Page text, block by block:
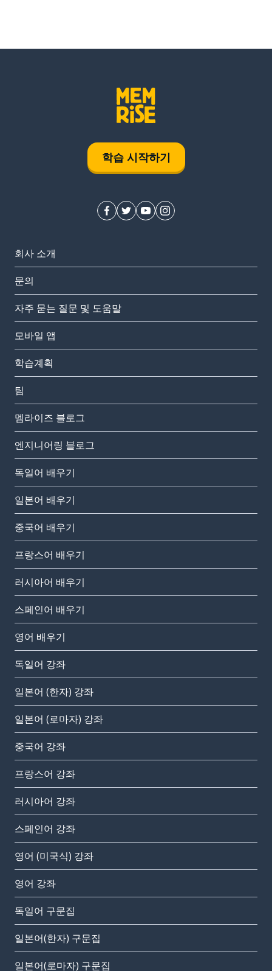
학습 시작하기
회사 소개
문의
자주 묻는 질문 및 도움말
모바일 앱
학습계획
팀
멤라이즈 블로그
엔지니어링 블로그
독일어 배우기
일본어 배우기
중국어 배우기
프랑스어 배우기
러시아어 배우기
스페인어 배우기
영어 배우기
독일어 강좌
일본어 (한자) 강좌
일본어 (로마자) 강좌
중국어 강좌
프랑스어 강좌
러시아어 강좌
스페인어 강좌
영어 (미국식) 강좌
영어 강좌
독일어 구문집
일본어(한자) 구문집
일본어(로마자) 구문집